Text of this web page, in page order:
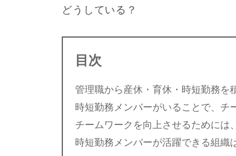
どうしている？
目次
管理職から産休・育休・時短勤務を
時短勤務メンバーがいることで、チ
チームワークを向上させるためには
時短勤務メンバーが活躍できる組織